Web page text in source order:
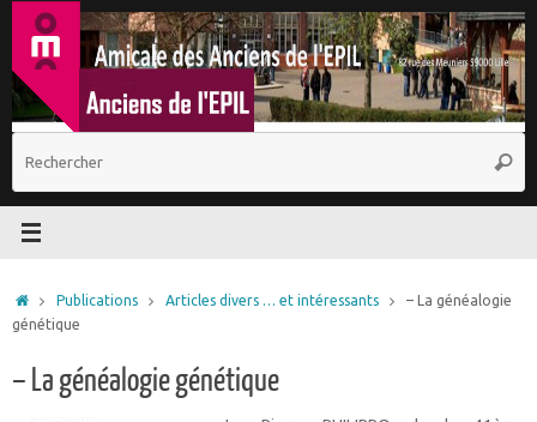
Passer
contenu
:
Accueil
Publications Articles divers … et intéressants
– La généalogie
génétique
– La généalogie génétique